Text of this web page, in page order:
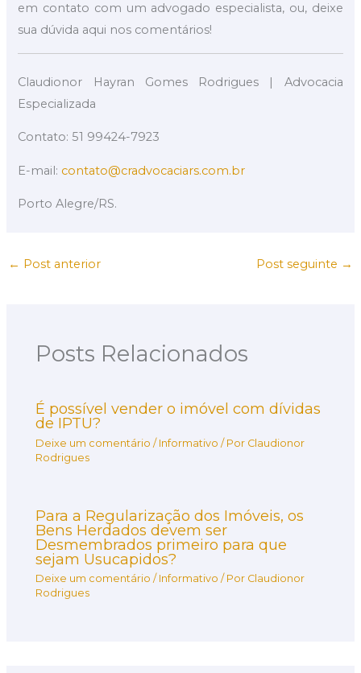
em contato com um advogado especialista, ou, deixe
sua dúvida aqui nos comentários!
Claudionor Hayran Gomes Rodrigues | Advocacia
Especializada
Contato: 51 99424-7923
E-mail: contato@cradvocaciars.com.br
Porto Alegre/RS.
← Post anterior Post seguinte →
Posts Relacionados
É possível vender o imóvel com dívidas
de IPTU?
Deixe um comentário / Informativo / Por Claudionor
Rodrigues
Para a Regularização dos Imóveis, os
Bens Herdados devem ser
Desmembrados primeiro para que
sejam Usucapidos?
Deixe um comentário / Informativo / Por Claudionor
Rodrigues